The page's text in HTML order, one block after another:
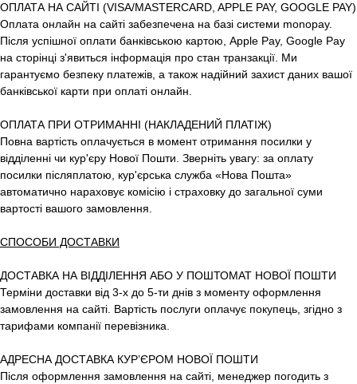
ОПЛАТА НА САЙТІ (VISA/MASTERCARD, APPLE PAY, GOOGLE PAY)
Оплата онлайн на сайті забезпечена на базі системи monopay.
Після успішної оплати банківською картою, Apple Pay, Google Pay
на сторінці з'явиться інформація про стан транзакції. Ми
гарантуємо безпеку платежів, а також надійний захист даних вашої
банківської карти при оплаті онлайн.
ОПЛАТА ПРИ ОТРИМАННІ (НАКЛАДЕНИЙ ПЛАТІЖ)
Повна вартість оплачується в момент отримання посилки у
відділенні чи кур'єру Нової Пошти. Зверніть увагу: за оплату
посилки післяплатою, кур'єрська служба «Нова Пошта»
автоматично нараховує комісію і страховку до загальної суми
вартості вашого замовлення.
СПОСОБИ ДОСТАВКИ
ДОСТАВКА НА ВІДДІЛЕННЯ АБО У ПОШТОМАТ НОВОЇ ПОШТИ
Терміни доставки від 3-х до 5-ти днів з моменту оформлення
замовлення на сайті. Вартість послуги оплачує покупець, згідно з
тарифами компанії перевізника.
АДРЕСНА ДОСТАВКА КУР’ЄРОМ НОВОЇ ПОШТИ
Після оформлення замовлення на сайті, менеджер погодить з